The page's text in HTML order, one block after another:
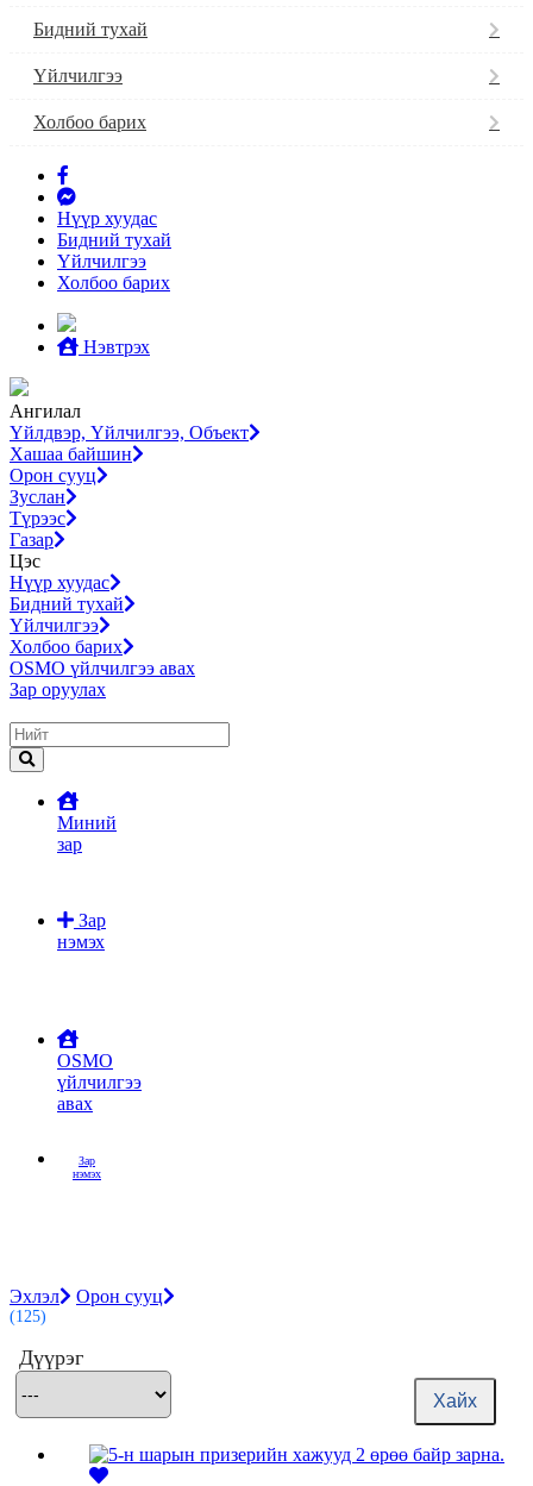
Бидний тухай
Үйлчилгээ
Холбоо барих
Нүүр хуудас
Бидний тухай
Үйлчилгээ
Холбоо барих
Нэвтрэх
Ангилал
Үйлдвэр, Үйлчилгээ, Объект
Хашаа байшин
Орон сууц
Зуслан
Түрээс
Газар
Цэс
Нүүр хуудас
Бидний тухай
Үйлчилгээ
Холбоо барих
OSMO үйлчилгээ авах
Зар оруулах
Миний
зар
Зар
нэмэх
OSMO
үйлчилгээ
авах
Зар
нэмэх
Эхлэл Орон сууц
(125)
Дүүрэг
Хайх